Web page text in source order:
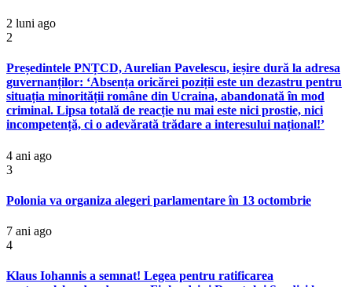
2 luni ago
2
Președintele PNȚCD, Aurelian Pavelescu, ieșire dură la adresa
guvernanților: ‘Absența oricărei poziții este un dezastru pentru
situația minorității române din Ucraina, abandonată în mod
criminal. Lipsa totală de reacție nu mai este nici prostie, nici
incompetență, ci o adevărată trădare a interesului național!’
4 ani ago
3
Polonia va organiza alegeri parlamentare în 13 octombrie
7 ani ago
4
Klaus Iohannis a semnat! Legea pentru ratificarea